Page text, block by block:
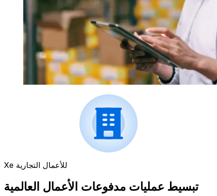
Xe للأعمال التجارية
تبسيط عمليات مدفوعات الأعمال العالمية